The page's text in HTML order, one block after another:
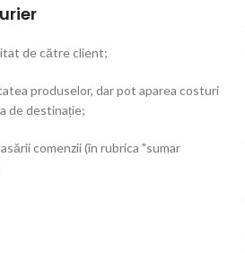
de către client;
produselor, dar pot aparea costuri
de destinație;
comenzii (în rubrica "sumar